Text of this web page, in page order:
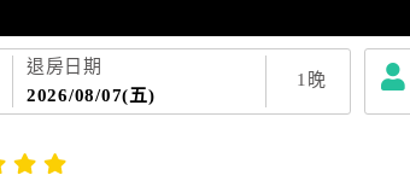
退房日期
2026/08/07(五)
1 晚